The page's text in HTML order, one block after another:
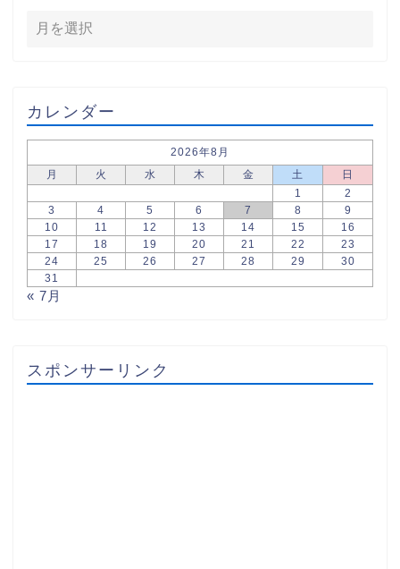
カレンダー
2026年8月
月
火 水 木 金 土
日
1
2
3
4 5 6 7 8
9
10
11 12 13 14 15
16
17
18 19 20 21 22
23
24
25 26 27 28 29
30
31
« 7月
スポンサーリンク